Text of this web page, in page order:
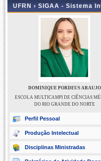
UFRN › SIGAA - Sistema
DOMINIQUE PORDEUS ARAUJO
ESCOLA MULTICAMPI DE CIÊNCIAS
DO RIO GRANDE DO NORTE
Perfil Pessoal
Produção Intelectual
Disciplinas Ministradas